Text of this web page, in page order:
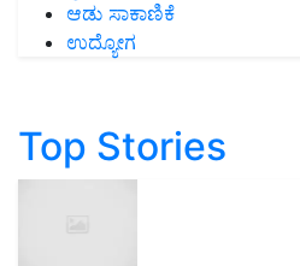
ಆಡು ಸಾಕಾಣಿಕೆ
ಉದ್ಯೋಗ
Top Stories